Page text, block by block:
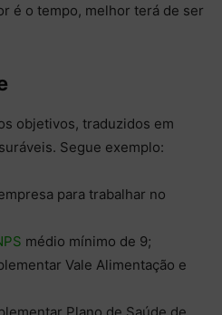
é o tempo, melhor terá de ser
objetivos, traduzidos em
Segue exemplo:
para trabalhar no
médio mínimo de 9;
Vale Alimentação e
Plano de Saúde de